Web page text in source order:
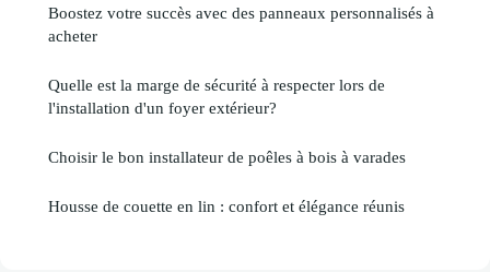
Boostez votre succès avec des panneaux personnalisés à
acheter
Quelle est la marge de sécurité à respecter lors de
l'installation d'un foyer extérieur?
Choisir le bon installateur de poêles à bois à varades
Housse de couette en lin : confort et élégance réunis